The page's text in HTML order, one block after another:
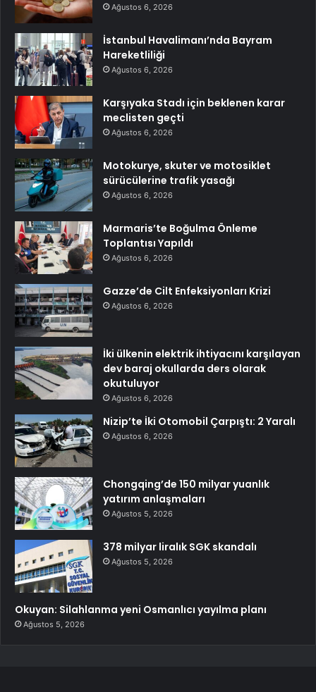
Ağustos 6, 2026
İstanbul Havalimanı’nda Bayram
Hareketliliği
Ağustos 6, 2026
Karşıyaka Stadı için beklenen karar
meclisten geçti
Ağustos 6, 2026
Motokurye, skuter ve motosiklet
sürücülerine trafik yasağı
Ağustos 6, 2026
Marmaris’te Boğulma Önleme
Toplantısı Yapıldı
Ağustos 6, 2026
Gazze’de Cilt Enfeksiyonları Krizi
Ağustos 6, 2026
İki ülkenin elektrik ihtiyacını karşılayan
dev baraj okullarda ders olarak
okutuluyor
Ağustos 6, 2026
Nizip’te İki Otomobil Çarpıştı: 2 Yaralı
Ağustos 6, 2026
Chongqing’de 150 milyar yuanlık
yatırım anlaşmaları
Ağustos 5, 2026
378 milyar liralık SGK skandalı
Ağustos 5, 2026
Okuyan: Silahlanma yeni Osmanlıcı yayılma planı
Ağustos 5, 2026